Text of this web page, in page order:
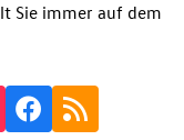
Sie immer auf dem